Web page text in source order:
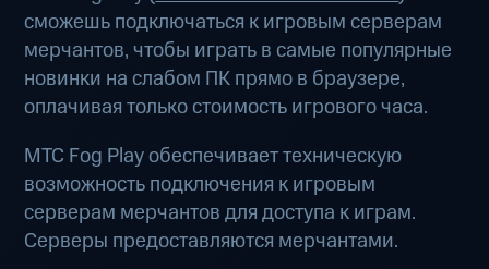
сможешь подключаться к игровым серверам
мерчантов, чтобы играть в самые популярные
новинки на слабом ПК прямо в браузере,
оплачивая только стоимость игрового часа.
МТС Fog Play обеспечивает техническую
возможность подключения к игровым
серверам мерчантов для доступа к играм.
Серверы предоставляются мерчантами.